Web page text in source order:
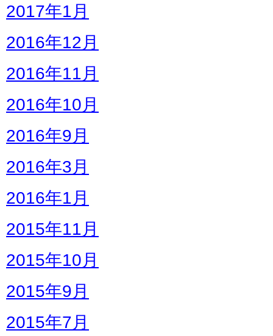
2017年1月
2016年12月
2016年11月
2016年10月
2016年9月
2016年3月
2016年1月
2015年11月
2015年10月
2015年9月
2015年7月